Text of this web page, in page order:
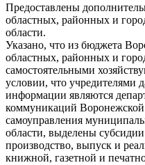
Предоставлены
областных, районных и
области.
Указано, что из бюджета
областных, районных и
самостоятельными
условии, что учредителями
информации являются
коммуникаций
самоуправления
области, выделены
производство, выпуск и
книжной, газетной и